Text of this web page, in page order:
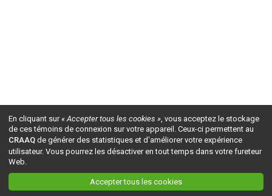
En cliquant sur« Accepter tous les cookies », vous acceptez le stockage
de ces témoins de connexion sur votre appareil. Ceux-ci permettent au
CRAAQ de générer des statistiques et d'améliorer votre expérience
utilisateur. Vous pourrez les désactiver en tout temps dans votre fureteur
Web.
Accepter tous les cookies